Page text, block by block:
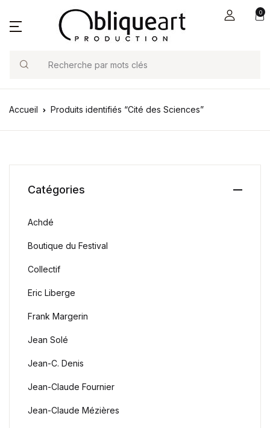
0
Search
Accueil Produits identifiés “Cité des Sciences”
Catégories
Achdé
Boutique du Festival
Collectif
Eric Liberge
Frank Margerin
Jean Solé
Jean-C. Denis
Jean-Claude Fournier
Jean-Claude Mézières